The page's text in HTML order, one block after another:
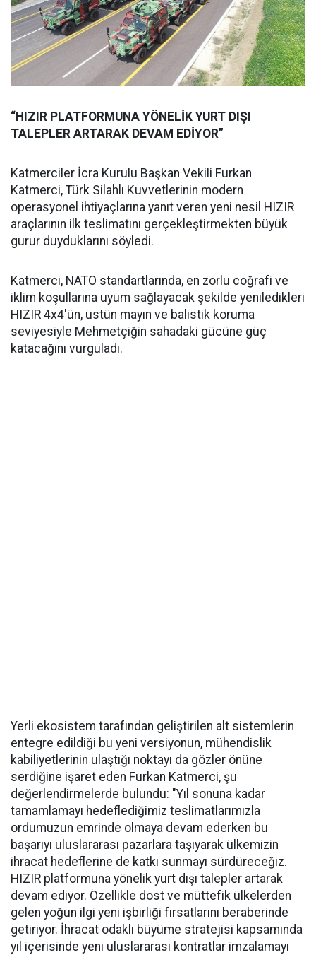
“HIZIR PLATFORMUNA YÖNELİK YURT DIŞI
TALEPLER ARTARAK DEVAM EDİYOR”
Katmerciler İcra Kurulu Başkan Vekili Furkan
Katmerci, Türk Silahlı Kuvvetlerinin modern
operasyonel ihtiyaçlarına yanıt veren yeni nesil HIZIR
araçlarının ilk teslimatını gerçekleştirmekten büyük
gurur duyduklarını söyledi.
Katmerci, NATO standartlarında, en zorlu coğrafi ve
iklim koşullarına uyum sağlayacak şekilde yeniledikleri
HIZIR 4x4'ün, üstün mayın ve balistik koruma
seviyesiyle Mehmetçiğin sahadaki gücüne güç
katacağını vurguladı.
Yerli ekosistem tarafından geliştirilen alt sistemlerin
entegre edildiği bu yeni versiyonun, mühendislik
kabiliyetlerinin ulaştığı noktayı da gözler önüne
serdiğine işaret eden Furkan Katmerci, şu
değerlendirmelerde bulundu: "Yıl sonuna kadar
tamamlamayı hedeflediğimiz teslimatlarımızla
ordumuzun emrinde olmaya devam ederken bu
başarıyı uluslararası pazarlara taşıyarak ülkemizin
ihracat hedeflerine de katkı sunmayı sürdüreceğiz.
HIZIR platformuna yönelik yurt dışı talepler artarak
devam ediyor. Özellikle dost ve müttefik ülkelerden
gelen yoğun ilgi yeni işbirliği fırsatlarını beraberinde
getiriyor. İhracat odaklı büyüme stratejisi kapsamında
yıl içerisinde yeni uluslararası kontratlar imzalamayı